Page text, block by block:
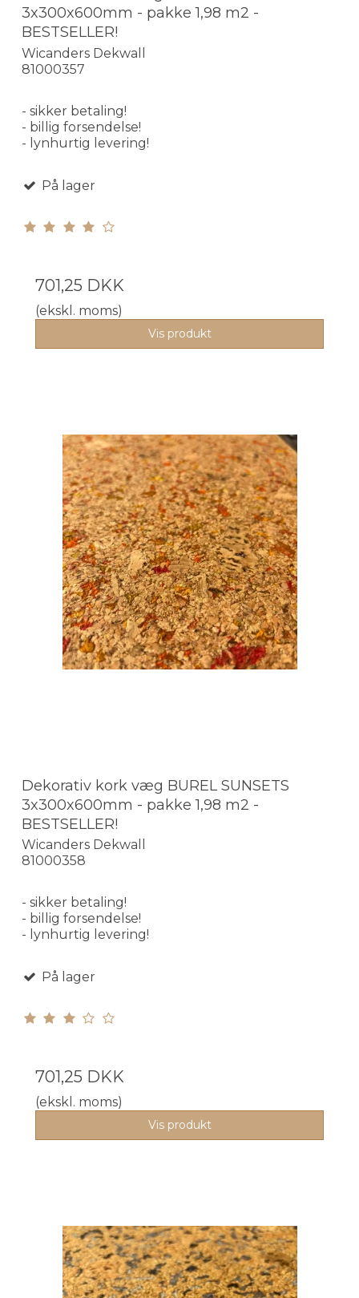
3x300x600mm - pakke 1,98 m2 -
BESTSELLER!
Wicanders Dekwall
81000357
- sikker betaling!
- billig forsendelse!
- lynhurtig levering!
På lager
701,25 DKK
(ekskl. moms)
Vis produkt
Dekorativ kork væg BUREL SUNSETS
3x300x600mm - pakke 1,98 m2 -
BESTSELLER!
Wicanders Dekwall
81000358
- sikker betaling!
- billig forsendelse!
- lynhurtig levering!
På lager
701,25 DKK
(ekskl. moms)
Vis produkt